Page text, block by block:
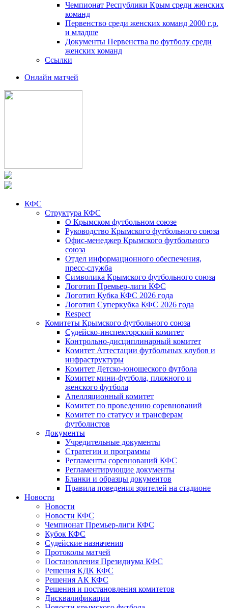
Чемпионат Республики Крым среди женских
команд
Первенство среди женских команд 2000 г.р.
и младше
Документы Первенства по футболу среди
женских команд
Ссылки
Онлайн матчей
КФС
Структура КФС
О Крымском футбольном союзе
Руководство Крымского футбольного союза
Офис-менеджер Крымского футбольного
союза
Отдел информационного обеспечения,
пресс-служба
Символика Крымского футбольного союза
Логотип Премьер-лиги КФС
Логотип Кубка КФС 2026 года
Логотип Суперкубка КФС 2026 года
Respect
Комитеты Крымского футбольного союза
Судейско-инспекторский комитет
Контрольно-дисциплинарный комитет
Комитет Аттестации футбольных клубов и
инфраструктуры
Комитет Детско-юношеского футбола
Комитет мини-футбола, пляжного и
женского футбола
Апелляционный комитет
Комитет по проведению соревнований
Комитет по статусу и трансферам
футболистов
Документы
Учредительные документы
Стратегии и программы
Регламенты соревнований КФС
Регламентирующие документы
Бланки и образцы документов
Правила поведения зрителей на стадионе
Новости
Новости
Новости КФС
Чемпионат Премьер-лиги КФС
Кубок КФС
Судейские назначения
Протоколы матчей
Постановления Президиума КФС
Решения КДК КФС
Решения АК КФС
Решения и постановления комитетов
Дисквалификации